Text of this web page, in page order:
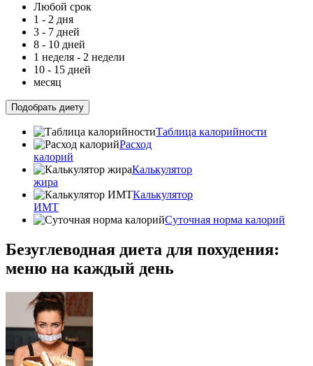
Любой срок
1 - 2 дня
3 - 7 дней
8 - 10 дней
1 неделя - 2 недели
10 - 15 дней
месяц
Подобрать диету
Таблица калорийности
Расход
калорий
Калькулятор
жира
Калькулятор
ИМТ
Суточная норма калорий
Безуглеводная диета для похудения:
меню на каждый день